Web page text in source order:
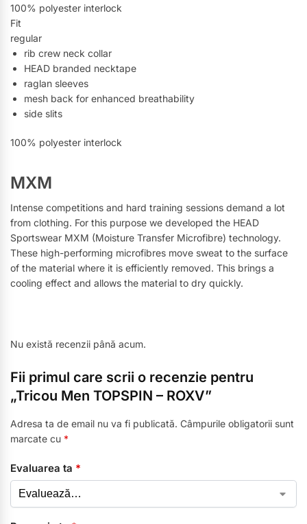
100% polyester interlock
Fit
regular
rib crew neck collar
HEAD branded necktape
raglan sleeves
mesh back for enhanced breathability
side slits
100% polyester interlock
MXM
Intense competitions and hard training sessions demand a lot
from clothing. For this purpose we developed the HEAD
Sportswear MXM (Moisture Transfer Microfibre) technology.
These high-performing microfibres move sweat to the surface
of the material where it is efficiently removed. This brings a
cooling effect and allows the material to dry quickly.
Nu există recenzii până acum.
Fii primul care scrii o recenzie pentru
„Tricou Men TOPSPIN – ROXV”
Adresa ta de email nu va fi publicată. Câmpurile obligatorii sunt
marcate cu *
Evaluarea ta *